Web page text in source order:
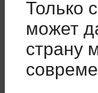
Только
может
страну